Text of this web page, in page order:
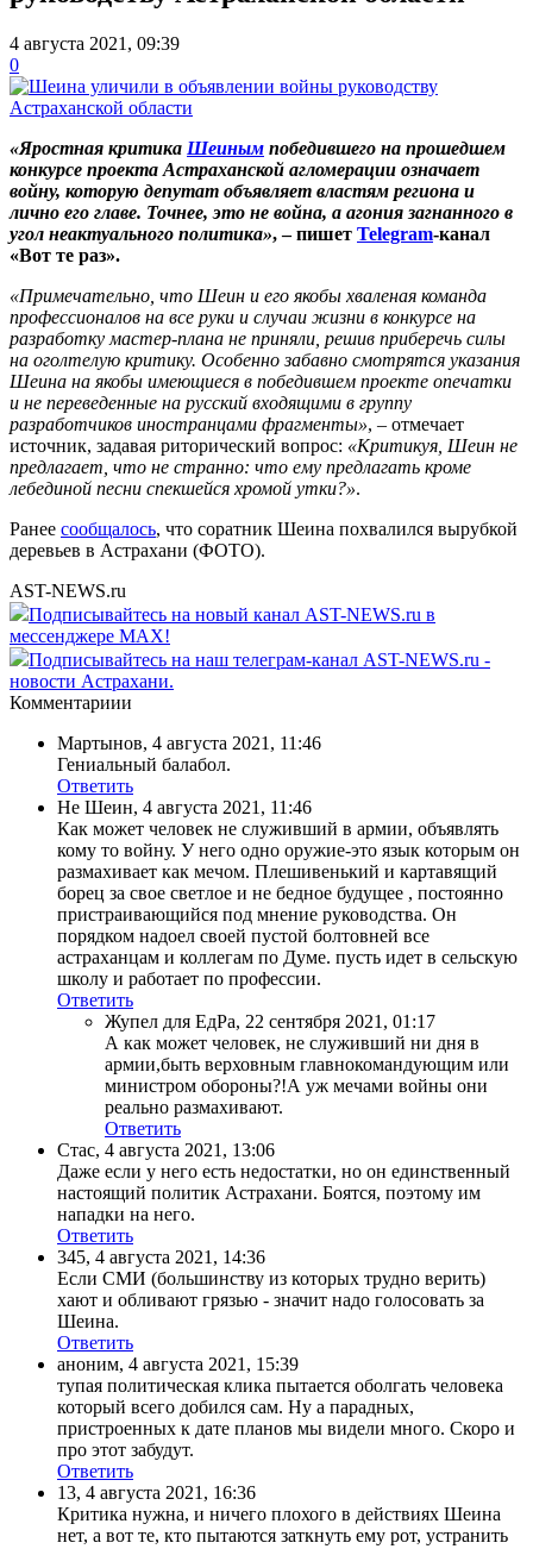
4 августа 2021, 09:39
0
«Яростная критика Шеиным победившего на прошедшем
конкурсе проекта Астраханской агломерации означает
войну, которую депутат объявляет властям региона и
лично его главе. Точнее, это не война, а агония загнанного в
угол неактуального политика», – пишет Telegram-канал
«Вот те раз».
«Примечательно, что Шеин и его якобы хваленая команда
профессионалов на все руки и случаи жизни в конкурсе на
разработку мастер-плана не приняли, решив приберечь силы
на оголтелую критику. Особенно забавно смотрятся указания
Шеина на якобы имеющиеся в победившем проекте опечатки
и не переведенные на русский входящими в группу
разработчиков иностранцами фрагменты», – отмечает
источник, задавая риторический вопрос: «Критикуя, Шеин не
предлагает, что не странно: что ему предлагать кроме
лебединой песни спекшейся хромой утки?».
Ранее сообщалось, что соратник Шеина похвалился вырубкой
деревьев в Астрахани (ФОТО).
AST-NEWS.ru
Подписывайтесь на новый канал AST-NEWS.ru в
мессенджере MAX!
Подписывайтесь на наш телеграм-канал AST-NEWS.ru -
новости Астрахани.
Комментариии
Мартынов, 4 августа 2021, 11:46
Гениальный балабол.
Ответить
Не Шеин, 4 августа 2021, 11:46
Как может человек не служивший в армии, объявлять
кому то войну. У него одно оружие-это язык которым он
размахивает как мечом. Плешивенький и картавящий
борец за свое светлое и не бедное будущее , постоянно
пристраивающийся под мнение руководства. Он
порядком надоел своей пустой болтовней все
астраханцам и коллегам по Думе. пусть идет в сельскую
школу и работает по профессии.
Ответить
Жупел для ЕдРа, 22 сентября 2021, 01:17
А как может человек, не служивший ни дня в
армии,быть верховным главнокомандующим или
министром обороны?!А уж мечами войны они
реально размахивают.
Ответить
Стас, 4 августа 2021, 13:06
Даже если у него есть недостатки, но он единственный
настоящий политик Астрахани. Боятся, поэтому им
нападки на него.
Ответить
345, 4 августа 2021, 14:36
Если СМИ (большинству из которых трудно верить)
хают и обливают грязью - значит надо голосовать за
Шеина.
Ответить
аноним, 4 августа 2021, 15:39
тупая политическая клика пытается оболгать человека
который всего добился сам. Ну а парадных,
пристроенных к дате планов мы видели много. Скоро и
про этот забудут.
Ответить
13, 4 августа 2021, 16:36
Критика нужна, и ничего плохого в действиях Шеина
нет, а вот те, кто пытаются заткнуть ему рот, устранить